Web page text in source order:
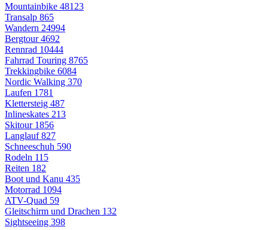
Mountainbike 48123
Transalp 865
Wandern 24994
Bergtour4692
Rennrad 10444
Fahrrad Touring 8765
Trekkingbike 6084
Nordic Walking 370
Laufen 1781
Klettersteig 487
Inlineskates 213
Skitour 1856
Langlauf827
Schneeschuh 590
Rodeln 115
Reiten 182
Boot und Kanu 435
Motorrad 1094
ATV-Quad 59
Gleitschirm und Drachen 132
Sightseeing 398